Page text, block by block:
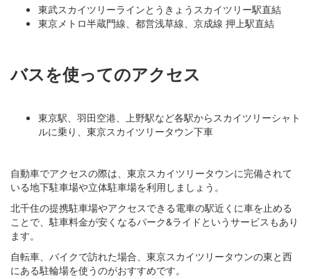
東武スカイツリーラインとうきょうスカイツリー駅直結
東京メトロ半蔵門線、都営浅草線、京成線 押上駅直結
バスを使ってのアクセス
東京駅、羽田空港、上野駅など各駅からスカイツリーシャト
ルに乗り、東京スカイツリータウン下車
自動車でアクセスの際は、東京スカイツリータウンに完備されて
いる地下駐車場や立体駐車場を利用しましょう。
北千住の提携駐車場やアクセスできる電車の駅近くに車を止める
ことで、駐車料金が安くなるパーク&ライドというサービスもあり
ます。
自転車、バイクで訪れた場合、東京スカイツリータウンの東と西
にある駐輪場を使うのがおすすめです。